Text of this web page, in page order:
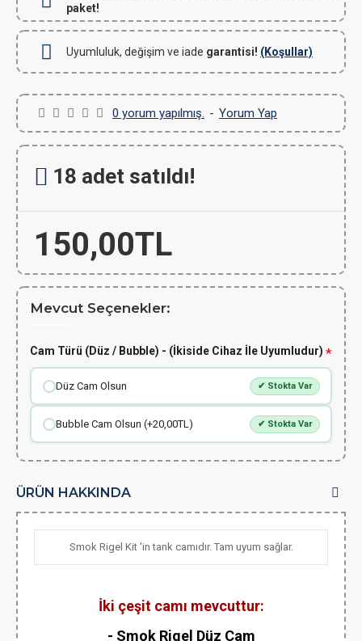
paket!
Uyumluluk, değişim ve iade garantisi! (Koşullar)
0 yorum yapılmış. - Yorum Yap
150,00TL
18 adet satıldı!
Mevcut Seçenekler:
Cam Türü (Düz / Bubble) - (İkiside Cihaz İle Uyumludur)
Düz Cam Olsun ✔ Stokta Var
Bubble Cam Olsun (+20,00TL) ✔ Stokta Var
ÜRÜN HAKKINDA
Smok Rigel Kit 'in tank camıdır. Tam uyum sağlar.
İki çeşit camı mevcuttur:
- Smok Rigel Düz Cam